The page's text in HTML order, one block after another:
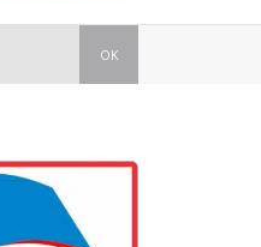
OK